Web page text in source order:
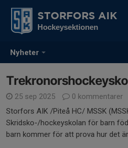
Nyheter
STORFORS AIK
Hockeysektionen
25 sep 2025
0 kommentarer
Storfors AIK /Piteå HC/ MSSK
Skridsko-/hockeyskolan för barn
barn kommer för att prova hur det